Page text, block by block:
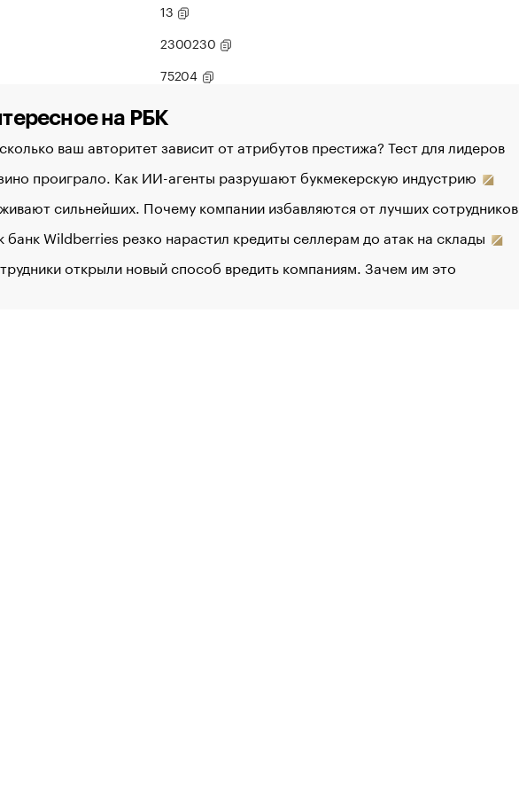
13
2300230
75204
на РБК
ваш авторитет зависит от атрибутов престижа? Тест для лидеров
проиграло. Как ИИ-агенты разрушают букмекерскую индустрию
сильнейших. Почему компании избавляются от лучших сотрудников
банк Wildberries резко нарастил кредиты селлерам до атак на склады
открыли новый способ вредить компаниям. Зачем им это